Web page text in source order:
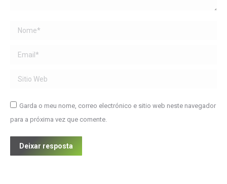
Name *
Email *
Sitio Web
Garda o meu nome, correo electrónico e sitio web neste navegador
para a próxima vez que comente.
Deixar resposta